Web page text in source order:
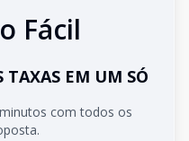
Fácil
TAXAS EM UM SÓ
com todos os